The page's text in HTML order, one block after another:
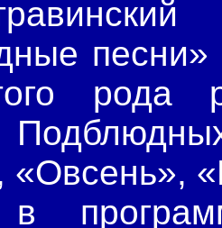
песни»
рода
«Овсень»,